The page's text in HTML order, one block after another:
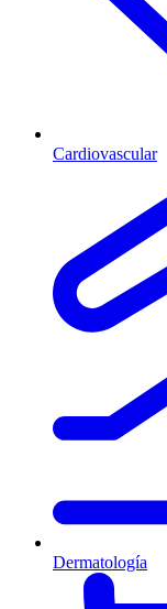
Cardiovascular
Dermatología